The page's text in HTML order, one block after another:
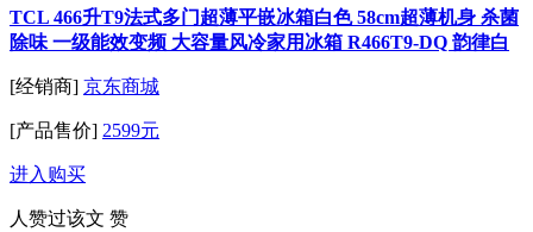
TCL 466升T9法式多门超薄平嵌冰箱白色 58cm超薄机身 杀菌
除味 一级能效变频 大容量风冷家用冰箱 R466T9-DQ 韵律白
[经销商] 京东商城
[产品售价] 2599元
进入购买
人赞过该文 赞